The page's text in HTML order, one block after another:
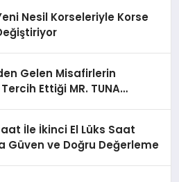
Nesil Korseleriyle Korse
Gelen Misafirlerin
Ettiği MR. TUNA
İle İkinci El Lüks Saat
Güven ve Doğru Değerleme